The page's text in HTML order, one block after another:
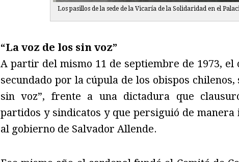
Los pasillos de la sede de la Vicaría de la Solidaridad en el
“La voz de los sin voz”
A partir del mismo 11 de septiembre de 1973,
secundado por la cúpula de los obispos
sin voz”, frente a una dictadura que
partidos y sindicatos y que persiguió de manera
al gobierno de Salvador Allende.